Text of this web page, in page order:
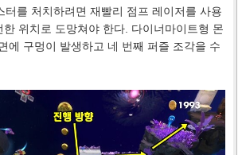
터를 처치하려면 재빨리 점프 레이저를 사용
위치로 도망쳐야 한다. 다이너마이트형 몬
에 구멍이 발생하고 네 번째 퍼즐 조각을 수